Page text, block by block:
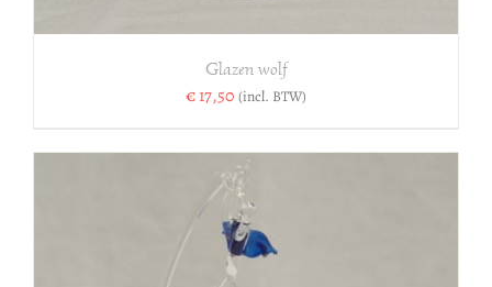
Glazen wolf
€17,50 (incl. BTW)